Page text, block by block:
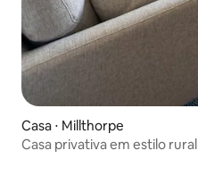
Casa ⋅ Millthorpe
Casa privativa em estilo rural